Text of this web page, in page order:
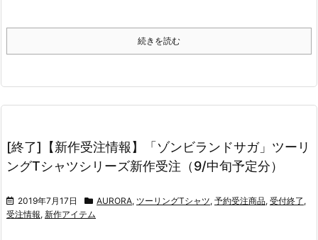
続きを読む
[終了]【新作受注情報】「ゾンビランドサガ」ツーリ
ングTシャツシリーズ新作受注（9/中旬予定分）
2019年7月17日 AURORA, ツーリングTシャツ, 予約受注商品, 受付終了 ,
受注情報, 新作アイテム